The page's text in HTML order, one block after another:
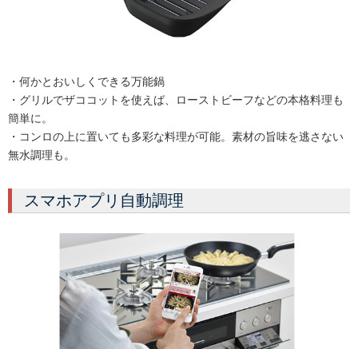
・何かとおいしくできる万能鍋
・グリルでザココットを使えば、ローストビーフなどの本格料理も
簡単に。
・コンロの上に置いても多彩な料理が可能。素材の旨味を逃さない
無水調理も。
スマホアプリ自動調理